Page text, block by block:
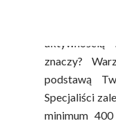
znaczy?
podstawą
Specjaliści
minimum